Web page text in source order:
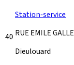
40
Station-service
RUE EMILE GALLE
Dieulouard